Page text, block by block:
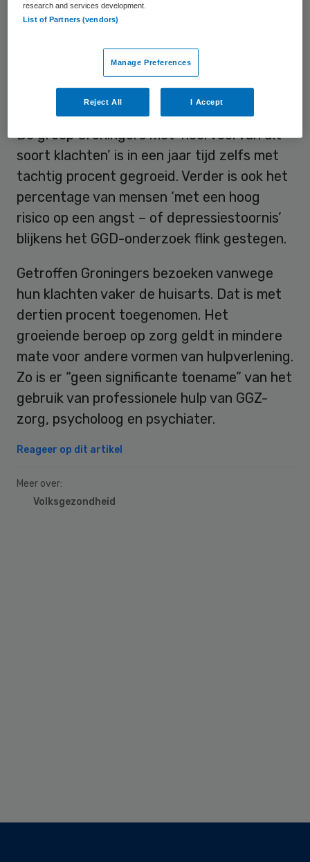
Het gaat hierbij om zowel lichamelijke- als
uiteen van hoofdpijn, maagklachten,
hartkloppingen, nerveus gevoel,
prikkelbaarheid, geheugen- of
concentratieproblemen en slaapproblemen.
De groep Groningers met ‘heel veel van dit
soort klachten’ is in een jaar tijd zelfs met
tachtig procent gegroeid. Verder is ook het
percentage van mensen ‘met een hoog
risico op een angst – of depressiestoornis’
blijkens het GGD-onderzoek flink gestegen.
Getroffen Groningers bezoeken vanwege
hun klachten vaker de huisarts. Dat is met
dertien procent toegenomen. Het
groeiende beroep op zorg geldt in mindere
mate voor andere vormen van hulpverlening.
Zo is er “geen significante toename” van het
gebruik van professionele hulp van GGZ-
zorg, psycholoog en psychiater.
Reageer op dit artikel
Meer over:
Volksgezondheid
research and services development.
List of Partners (vendors)
Manage Preferences
Reject All I Accept